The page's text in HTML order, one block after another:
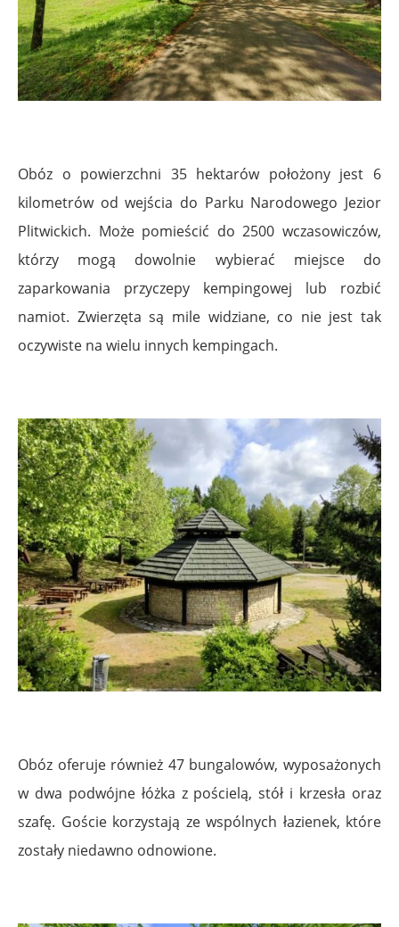
Obóz o powierzchni 35 hektarów położony jest 6
kilometrów od wejścia do Parku Narodowego Jezior
Plitwickich. Może pomieścić do 2500 wczasowiczów,
którzy mogą dowolnie wybierać miejsce do
zaparkowania przyczepy kempingowej lub rozbić
namiot. Zwierzęta są mile widziane, co nie jest tak
oczywiste na wielu innych kempingach.
Obóz oferuje również 47 bungalowów, wyposażonych
w dwa podwójne łóżka z pościelą, stół i krzesła oraz
szafę. Goście korzystają ze wspólnych łazienek, które
zostały niedawno odnowione.